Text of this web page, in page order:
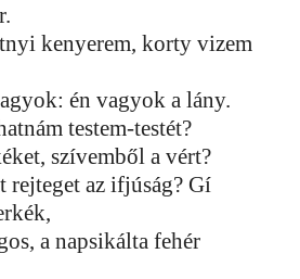
kenyerem, korty vizem
én vagyok a lány.
testem-testét?
szívemből a vért?
rejteget az ifjúság? Gí
a napsikálta fehér